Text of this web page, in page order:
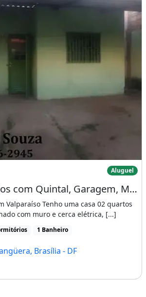
com Quintal, Garagem, Muro
Aluguel
Casa 02 Quartos com Quintal, Garagem, Muro Alto e Cerca Elétrica na Anhanguera B
Valparaíso Tenho uma casa 02 quartos
com muro e cerca elétrica, [...]
1 Banheiro
Brasília - DF